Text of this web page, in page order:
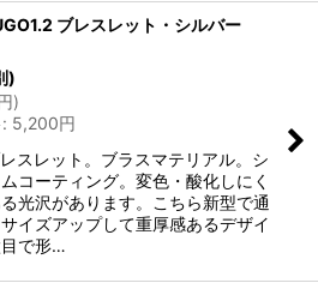
ブレスレット・シルバー
)
)
: 5,200円
スレット。ブラスマテリアル。シ
コーティング。変色・酸化しにく
光沢があります。こちら新型で通
イズアップして重厚感あるデザイ
目で形…